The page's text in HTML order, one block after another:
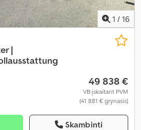
1 / 16
|
49 838 €
VB įskaitant PVM
(41 881 € grynasis)
Skambinti